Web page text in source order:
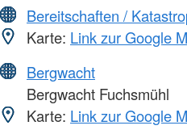
Bereitschaften /
Karte: Link zur Google
Bergwacht
Bergwacht Fuchsmühl
Karte: Link zur Google